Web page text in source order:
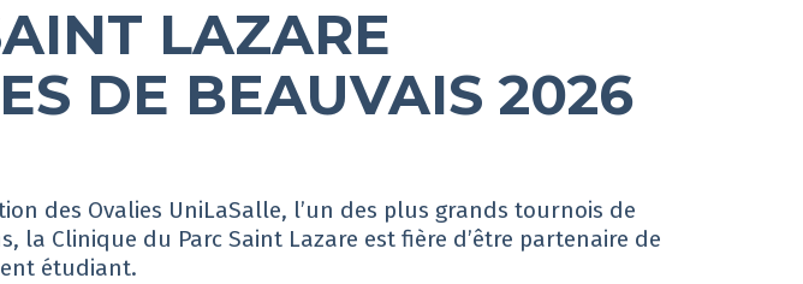
LAZARE
DE BEAUVAIS 2026
des Ovalies UniLaSalle, l’un des plus grands tournois de
la Clinique du Parc Saint Lazare est fière d’être partenaire de
étudiant.